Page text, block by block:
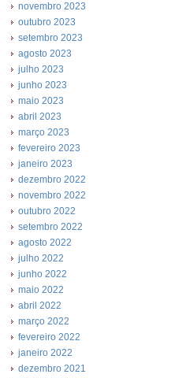
novembro 2023
outubro 2023
setembro 2023
agosto 2023
julho 2023
junho 2023
maio 2023
abril 2023
março 2023
fevereiro 2023
janeiro 2023
dezembro 2022
novembro 2022
outubro 2022
setembro 2022
agosto 2022
julho 2022
junho 2022
maio 2022
abril 2022
março 2022
fevereiro 2022
janeiro 2022
dezembro 2021